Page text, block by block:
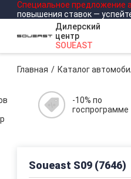
Специальное предложение
повышения ставок —
Дилерский
центр
SOUEAST
Главная Каталог
-10% по
госпрограмме
Soueast S09 (7646)